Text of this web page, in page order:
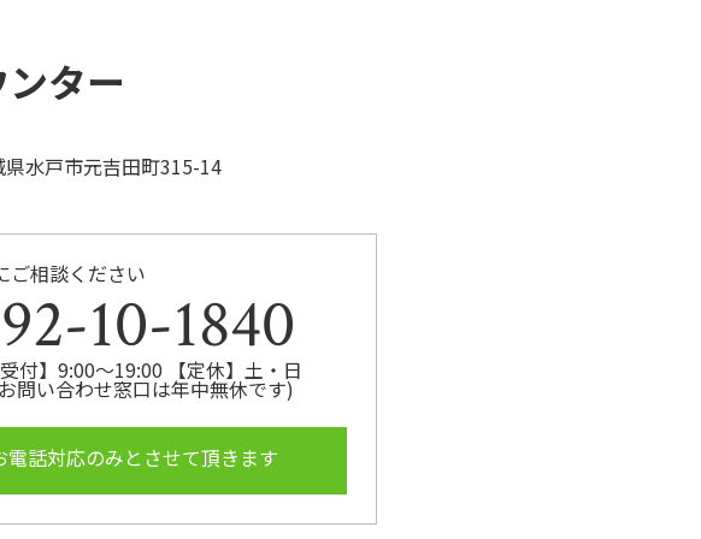
ター
水戸市元吉田町315-14
ご相談ください
10-1840
受付】9:00～19:00 【定休】土・日
問い合わせ窓口は年中無休です)
電話対応のみとさせて頂きます